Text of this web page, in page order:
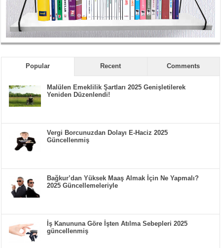
Popular Recent Comments
Malülen Emeklilik Şartları 2025 Genişletilerek
Yeniden Düzenlendi!
Vergi Borcunuzdan Dolayı E-Haciz 2025
Güncellenmiş
Bağkur’dan Yüksek Maaş Almak İçin Ne Yapmalı?
2025 Güncellemeleriyle
İş Kanununa Göre İşten Atılma Sebepleri 2025
güncellenmiş